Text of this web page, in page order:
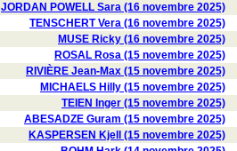
JORDAN POWELL Sara (16 novembre 2025)
TENSCHERT Vera (16 novembre 2025)
MUSE Ricky (16 novembre 2025)
ROSAL Rosa (15 novembre 2025)
RIVIÈRE Jean-Max (15 novembre 2025)
MICHAELS Hilly (15 novembre 2025)
TEIEN Inger (15 novembre 2025)
ABESADZE Guram (15 novembre 2025)
KASPERSEN Kjell (15 novembre 2025)